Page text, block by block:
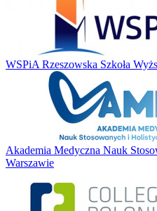
WSPiA Rzeszowska Szkoła
Akademia Medyczna Nauk
Warszawie